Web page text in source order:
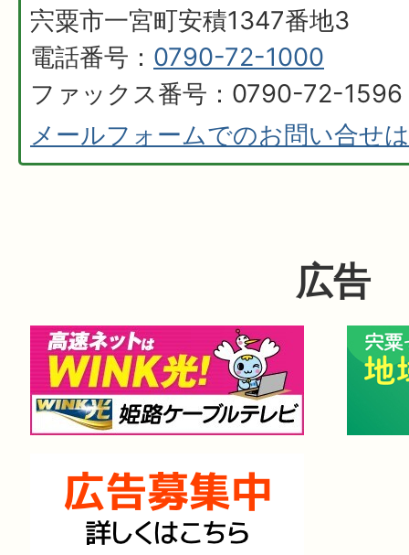
宍粟市一宮町安積1347番地3
電話番号： 0790-72-1000
ファックス番号：0790-72-1596
メールフォームでのお問い合せ
広告